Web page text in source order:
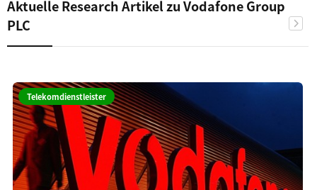
Aktuelle Research Artikel zu Vodafone Group
PLC
Telekomdienstleister